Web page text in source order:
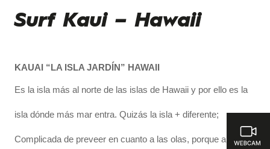
Surf Kaui – Hawaii
KAUAI “LA ISLA JARDÍN” HAWAII
Es la isla más al norte de las islas de Hawaii y por ello es la
isla dónde más mar entra. Quizás la isla + diferente;
Complicada de preveer en cuanto a las olas, porque al ser la